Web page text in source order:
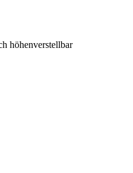
höhenverstellbar